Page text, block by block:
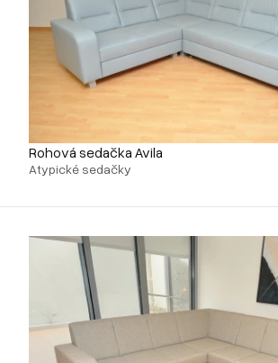
Rohová sedačka Avila
Atypické sedačky